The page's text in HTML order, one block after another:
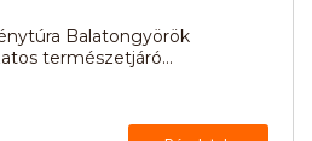
Balatongyörök
természetjáró...